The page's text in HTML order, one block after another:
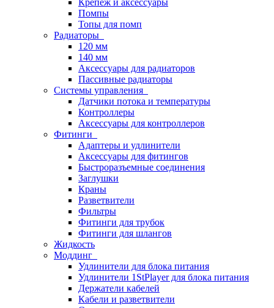
Крепеж и аксессуары
Помпы
Топы для помп
Радиаторы
120 мм
140 мм
Аксессуары для радиаторов
Пассивные радиаторы
Системы управления
Датчики потока и температуры
Контроллеры
Аксессуары для контроллеров
Фитинги
Адаптеры и удлинители
Аксессуары для фитингов
Быстроразъемные соединения
Заглушки
Краны
Разветвители
Фильтры
Фитинги для трубок
Фитинги для шлангов
Жидкость
Моддинг
Удлинители для блока питания
Удлинители 1StPlayer для блока питания
Держатели кабелей
Кабели и разветвители